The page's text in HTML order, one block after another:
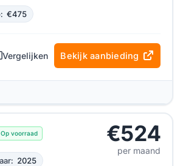
€475
Vergelijken Bekijk aanbieding
Op voorraad €524
per maand
2025